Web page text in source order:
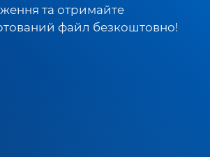
та отримайте
файл безкоштовно!